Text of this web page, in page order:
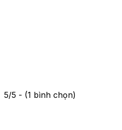
5/5 - (1 bình chọn)